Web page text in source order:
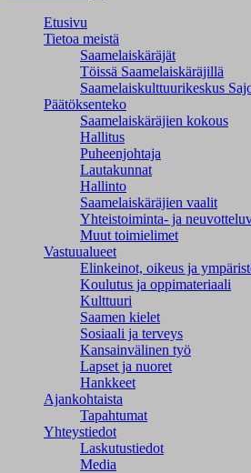
Etusivu
Tietoa meistä
Saamelaiskäräjät
Töissä Saamelaiskäräjillä
Saamelaiskulttuuri­keskus
Päätöksenteko
Saamelaiskäräjien kokous
Hallitus
Puheenjohtaja
Lautakunnat
Hallinto
Saamelaiskäräjien vaalit
Yhteistoiminta- ja
Muut toimielimet
Vastuualueet
Elinkeinot, oikeus ja
Koulutus ja oppimateriaali
Kulttuuri
Saamen kielet
Sosiaali ja terveys
Kansainvälinen työ
Lapset ja nuoret
Hankkeet
Ajankohtaista
Tapahtumat
Yhteystiedot
Laskutustiedot
Media